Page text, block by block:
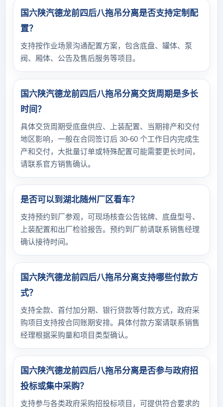
国六陕汽德龙前四后八拖吊分离是否支持定制配
置？
支持按作业场景沟通配置方案，包含底盘、罐体、泵
阀、厢体、公告及售后服务等项目。
国六陕汽德龙前四后八拖吊分离交货周期是多长
时间？
具体交货周期受底盘供应、上装配置、当期排产和交付
地区影响，一般在合同签订后 30-60 个工作日内完成生
产和交付，大批量订单或特殊配置可能需要更长时间，
请联系官方销售确认。
是否可以到湖北随州厂区看车？
支持预约到厂参观，可现场核查公告铭牌、底盘型号、
上装配置和出厂检验报告。预约到厂前请联系销售经理
确认接待时间。
国六陕汽德龙前四后八拖吊分离支持哪些付款方
式？
支持全款、首付加分期、银行贷款等付款方式，政府采
购项目支持按合同账期安排。具体付款方案请联系销售
经理根据采购量和项目类型确认。
国六陕汽德龙前四后八拖吊分离是否参与政府招
投标或集中采购？
支持参与各类政府采购招投标项目，可提供符合要求的